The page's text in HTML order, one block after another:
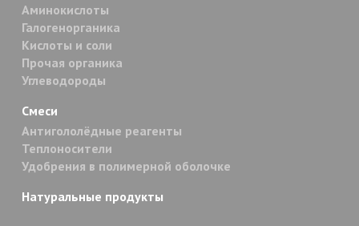
Аминокислоты
Галогенорганика
Кислоты и соли
Прочая органика
Углеводороды
Смеси
Антигололёдные реагенты
Теплоносители
Удобрения в полимерной оболочке
Натуральные продукты